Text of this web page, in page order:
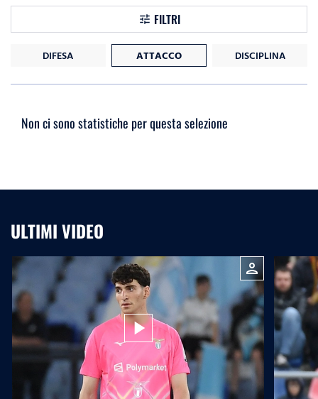
FILTRI
DIFESA ATTACCO DISCIPLINA
Non ci sono statistiche per questa selezione
ULTIMI VIDEO
person
play_arrow